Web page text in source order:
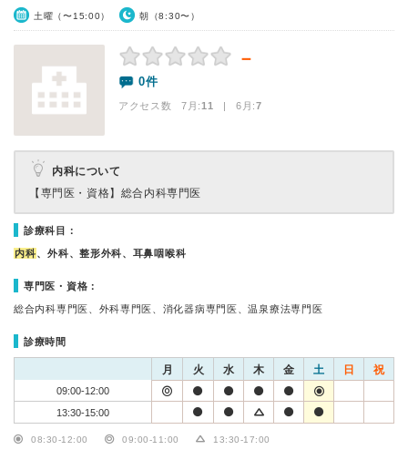
土曜（〜15:00） 朝（8:30〜）
－
0件
アクセス数 7月:11 | 6月:7
内科について
【専門医・資格】 総合内科専門医
診療科目：
内科、外科、整形外科、耳鼻咽喉科
専門医・資格：
総合内科専門医、外科専門医、消化器病専門医、温泉療法専門医
診療時間
月 火 水 木 金 土 日 祝
09:00-12:00
13:30-15:00
08:30-12:00 09:00-11:00 13:30-17:00